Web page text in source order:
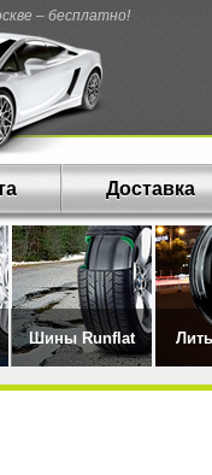
– бесплатно!
Доставка
Шины Runflat